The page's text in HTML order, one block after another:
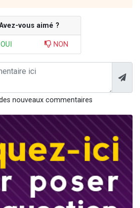
vous aimé ?
OUI NON
nouveaux commentaires